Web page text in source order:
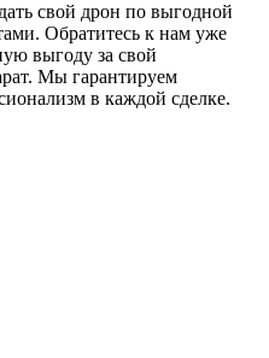
свой дрон по выгодной
Обратитесь к нам уже
выгоду за свой
Мы гарантируем
в каждой сделке.